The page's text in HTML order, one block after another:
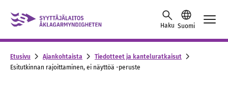
Skip to content -saavutettavuusohje
Haku Suomi
Etusivu Ajankohtaista
Tiedotteet ja kanteluratkaisut
Esitutkinnan rajoittaminen, ei näyttöä -peruste